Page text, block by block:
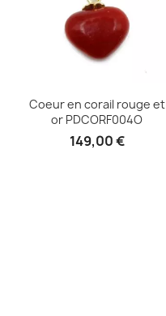
Coeur en corail rouge et
or PDCORF004O
149,00 €